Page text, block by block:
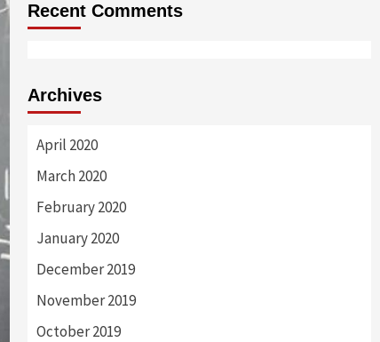
Recent Comments
Archives
April 2020
March 2020
February 2020
January 2020
December 2019
November 2019
October 2019